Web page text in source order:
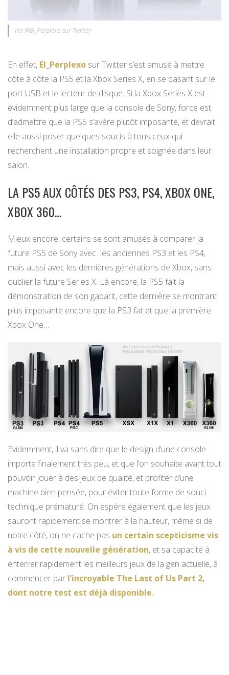
Via @El_Perplexo sur Twitter
En effet, El_Perplexo sur Twitter s’est amusé à mettre
côte à côte la PS5 et la Xbox Series X, en se basant sur le
port USB et le lecteur de disque. Si la Xbox Series X est
évidemment plus large que la console de Sony, force est
d’admettre que la PS5 s’avère plutôt imposante, et devrait
elle aussi poser quelques soucis à tous ceux qui
recherchent une installation propre et soignée dans leur
salon.
LA PS5 AUX CÔTÉS DES PS3, PS4, XBOX ONE,
XBOX 360…
Mieux encore, certains se sont amusés à comparer la
future PS5 de Sony avec les anciennes PS3 et les PS4,
mais aussi avec les dernières générations de Xbox, sans
oublier la future Series X. Là encore, la PS5 fait la
démonstration de son gabarit, cette dernière se montrant
plus imposante encore que la PS3 fat et que la première
Xbox One…
Evidemment, il va sans dire que le design d’une console
importe finalement très peu, et que l’on souhaite avant tout
pouvoir jouer à des jeux de qualité, et profiter d’une
machine bien pensée, pour éviter toute forme de souci
technique prématuré. On espère également que les jeux
sauront rapidement se montrer à la hauteur, même si de
notre côté, on ne cache pas un certain scepticisme vis
à vis de cette nouvelle génération, et sa capacité à
enterrer rapidement les meilleurs jeux de la gen actuelle, à
commencer par l’incroyable The Last of Us Part 2,
dont notre test est déjà disponible.